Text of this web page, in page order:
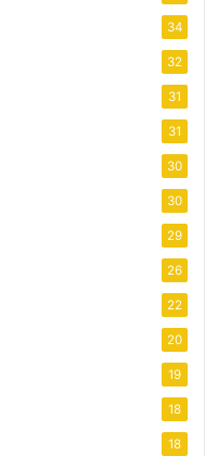
34
32
31
31
30
30
29
26
22
20
19
18
18